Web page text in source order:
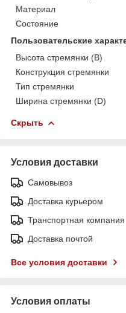
Материал
Состояние
Пользовательские
Высота стремянки (В)
Конструкция стремянки
Тип стремянки
Ширина стремянки (D)
Скрыть
Условия доставки
Самовывоз
Доставка курьером
Транспортная компания
Доставка почтой
Все условия доставки
Условия оплаты